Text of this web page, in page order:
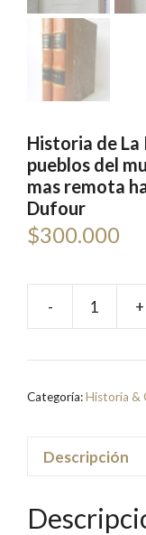
Historia de
pueblos del
mas remota
Dufour
$300.000
- +
Categoría:Historia &
Descripción